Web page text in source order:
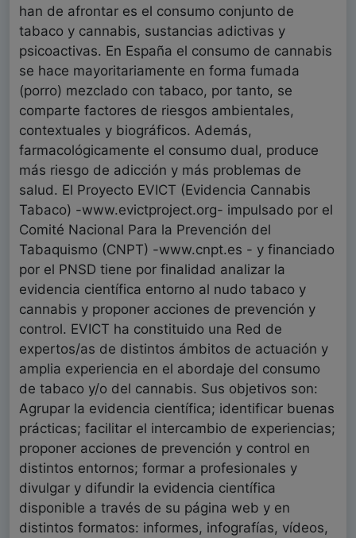
han de afrontar es el consumo conjunto de
tabaco y cannabis, sustancias adictivas y
psicoactivas. En España el consumo de cannabis
se hace mayoritariamente en forma fumada
(porro) mezclado con tabaco, por tanto, se
comparte factores de riesgos ambientales,
contextuales y biográficos. Además,
farmacológicamente el consumo dual, produce
más riesgo de adicción y más problemas de
salud. El Proyecto EVICT (Evidencia Cannabis
Tabaco) -www.evictproject.org- impulsado por el
Comité Nacional Para la Prevención del
Tabaquismo (CNPT) -www.cnpt.es - y financiado
por el PNSD tiene por finalidad analizar la
evidencia científica entorno al nudo tabaco y
cannabis y proponer acciones de prevención y
control. EVICT ha constituido una Red de
expertos/as de distintos ámbitos de actuación y
amplia experiencia en el abordaje del consumo
de tabaco y/o del cannabis. Sus objetivos son:
Agrupar la evidencia científica; identificar buenas
prácticas; facilitar el intercambio de experiencias;
proponer acciones de prevención y control en
distintos entornos; formar a profesionales y
divulgar y difundir la evidencia científica
disponible a través de su página web y en
distintos formatos: informes, infografías, vídeos,